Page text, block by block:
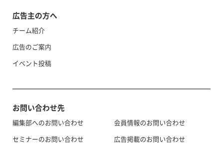
広告主の方へ
チーム紹介
広告のご案内
イベント投稿
お問い合わせ先
編集部へのお問い合わせ
セミナーのお問い合わせ
会員情報のお問い合わせ
広告掲載のお問い合わせ